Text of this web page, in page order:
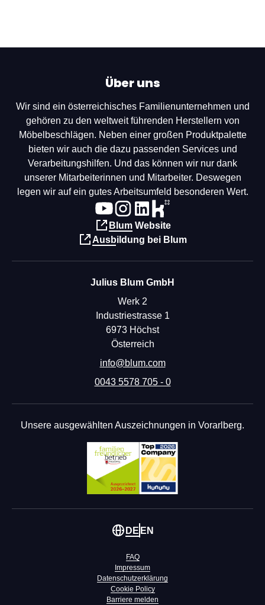
Über uns
Wir sind ein österreichisches Familienunternehmen und
gehören zu den weltweit führenden Herstellern von
Möbelbeschlägen. Neben einer großen Produktpalette
bieten wir auch die dazu passenden Services und
Verarbeitungshilfen. Und das können wir nur dank
unserer Mitarbeiterinnen und Mitarbeiter. Deswegen
legen wir auf ein gutes Arbeitsumfeld besonderen Wert.
Blum Website
Ausbildung bei Blum
Julius Blum GmbH
Werk 2
Industriestrasse 1
6973 Höchst
Österreich
info@blum.com
0043 5578 705 - 0
Unsere ausgewählten Auszeichnungen in Vorarlberg.
DE EN
FAQ
Impressum
Datenschutzerklärung
Cookie Policy
Barriere melden